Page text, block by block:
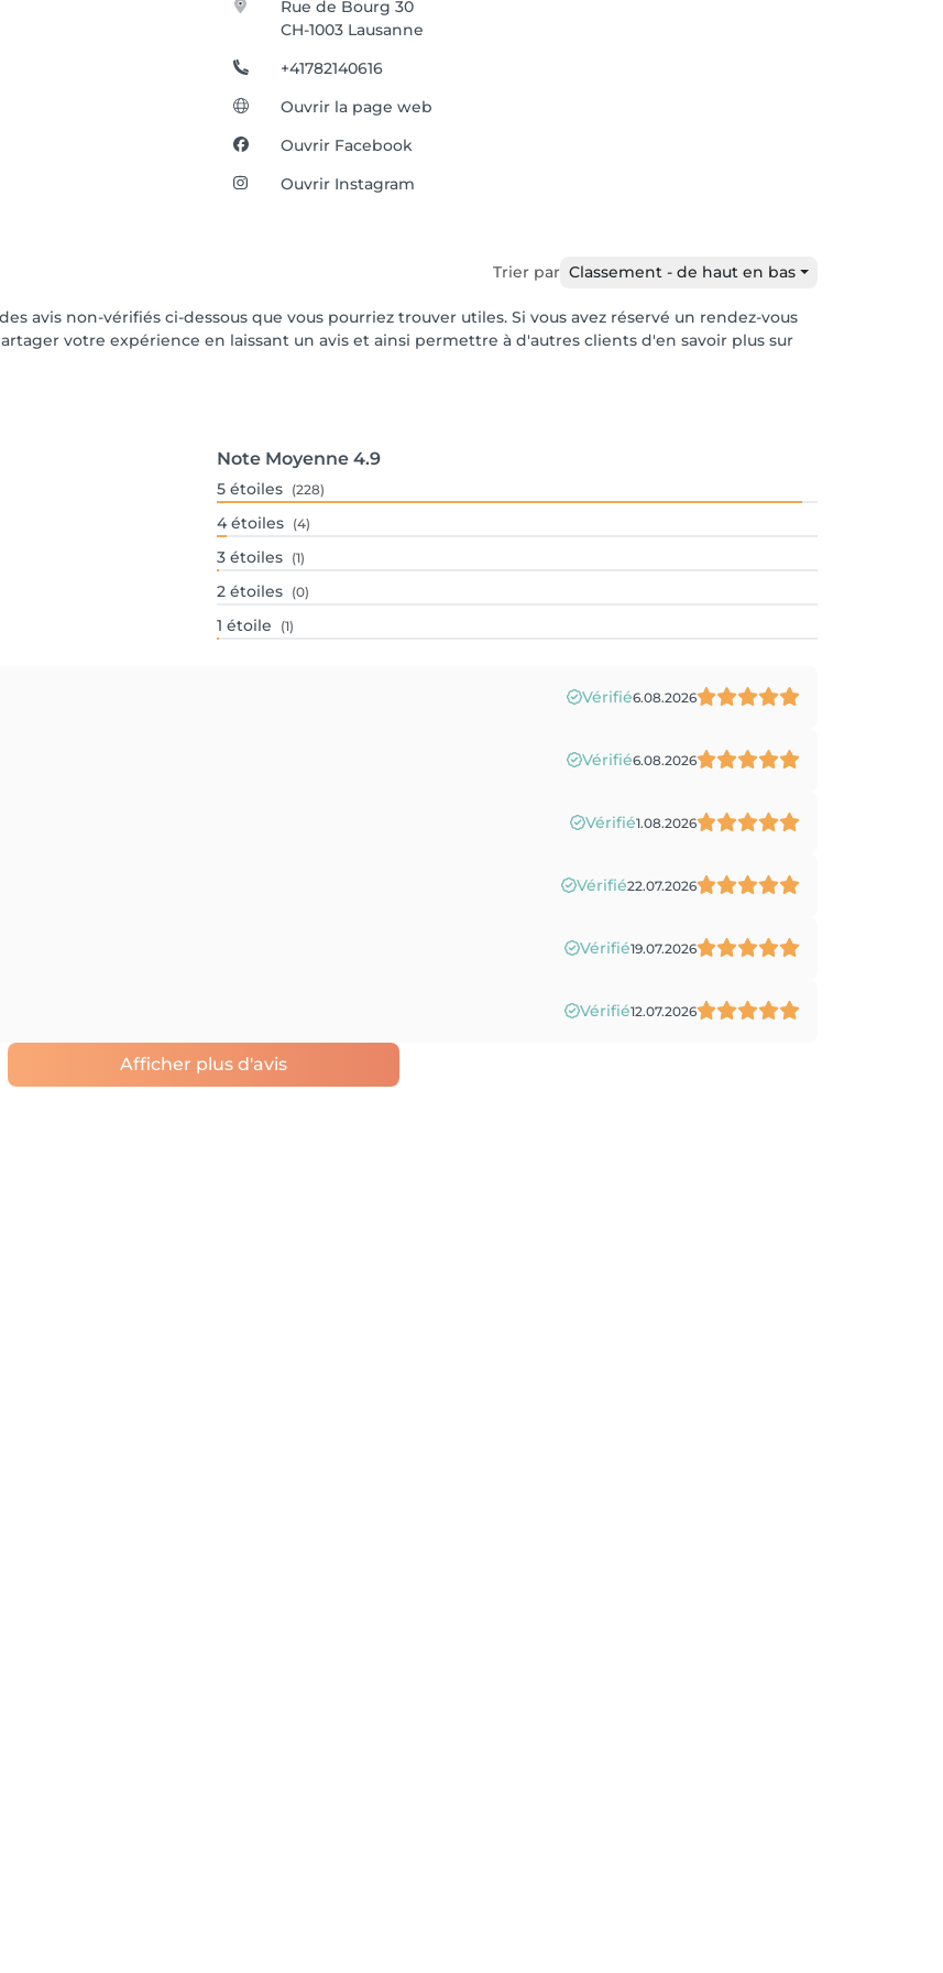
Rue de Bourg 30
CH-1003 Lausanne
+41782140616
Ouvrir la page web
Ouvrir Facebook
Ouvrir Instagram
Trier par Classement - de haut en bas
avis non-vérifiés ci-dessous que vous pourriez trouver utiles. Si vous avez réservé un rendez-vous
votre expérience en laissant un avis et ainsi permettre à d'autres clients d'en savoir plus sur
Note Moyenne 4.9
5 étoiles (228)
4 étoiles (4)
3 étoiles (1)
2 étoiles (0)
1 étoile (1)
Vérifié6.08.2026
Vérifié6.08.2026
Vérifié1.08.2026
Vérifié22.07.2026
Vérifié19.07.2026
Vérifié12.07.2026
Afficher plus d'avis